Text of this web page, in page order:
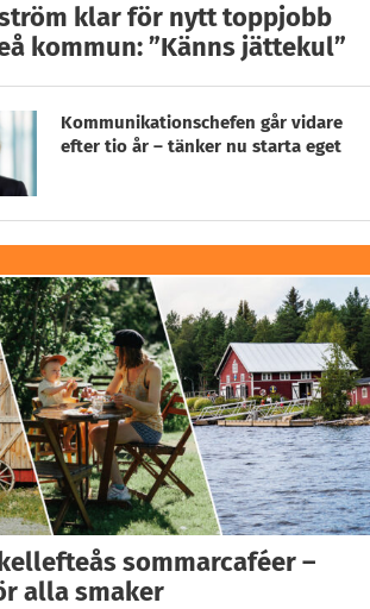
klar för nytt toppjobb
kommun: ”Känns jättekul”
Kommunikationschefen går vidare
efter tio år – tänker nu starta eget
sommarcaféer –
alla smaker